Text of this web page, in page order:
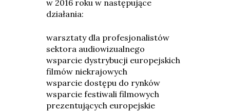
w 2016 roku w następujące
działania:
warsztaty dla profesjonalistów
sektora audiowizualnego
wsparcie dystrybucji europejskich
filmów niekrajowych
wsparcie dostępu do rynków
wsparcie festiwali filmowych
prezentujących europejskie